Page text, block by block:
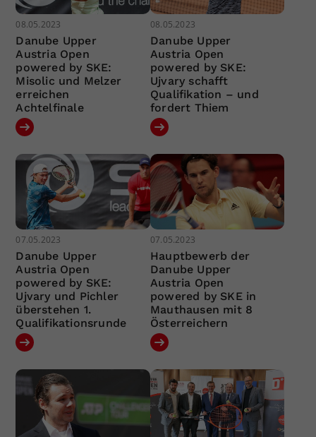
08.05.2023
Danube Upper
Austria Open
powered by SKE:
Misolic und Melzer
erreichen
Achtelfinale
08.05.2023
Danube Upper
Austria Open
powered by SKE:
Ujvary schafft
Qualifikation – und
fordert Thiem
07.05.2023
Danube Upper
Austria Open
powered by SKE:
Ujvary und Pichler
überstehen 1.
Qualifikationsrunde
07.05.2023
Hauptbewerb der
Danube Upper
Austria Open
powered by SKE in
Mauthausen mit 8
Österreichern